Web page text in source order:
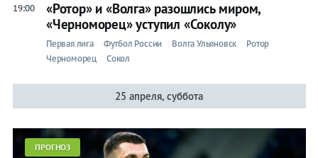
19:00
«Ротор» и «Волга» разошлись миром,
«Черноморец» уступил «Соколу»
Первая лига Футбол России Волга Ульяновск
Ротор
Черноморец
Сокол
25 апреля, суббота
ПРОГНОЗ